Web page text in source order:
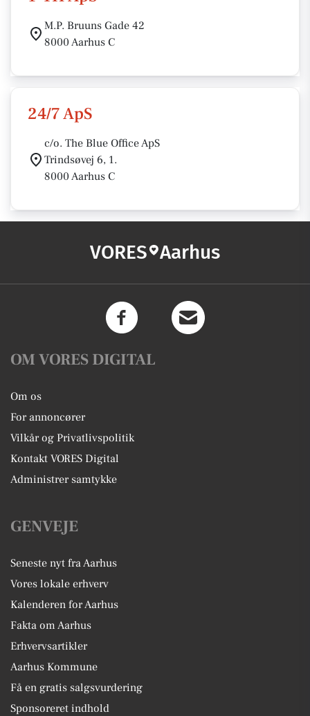
M.P. Bruuns Gade 42
8000 Aarhus C
24/7 ApS
c/o. The Blue Office ApS
Trindsøvej 6, 1.
8000 Aarhus C
VORES Aarhus
OM VORES DIGITAL
Om os
For annoncører
Vilkår og Privatlivspolitik
Kontakt VORES Digital
Administrer samtykke
GENVEJE
Seneste nyt fra Aarhus
Vores lokale erhverv
Kalenderen for Aarhus
Fakta om Aarhus
Erhvervsartikler
Aarhus Kommune
Få en gratis salgsvurdering
Sponsoreret indhold